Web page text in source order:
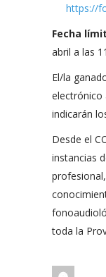
https://
Fecha
abril a las
El/la
electrónico
indicarán
Desde el
instancias
toda la